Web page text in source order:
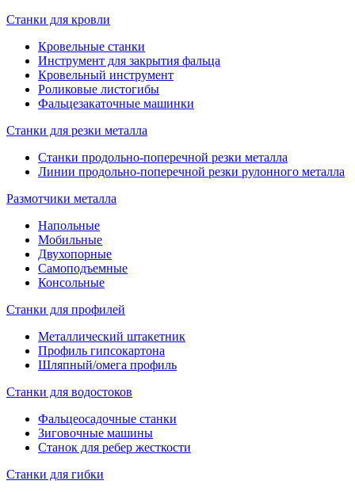
Станки для кровли
Кровельные станки
Инструмент для закрытия фальца
Кровельный инструмент
Роликовые листогибы
Фальцезакаточные машинки
Станки для резки металла
Станки продольно-поперечной резки металла
Линии продольно-поперечной резки рулонного металла
Размотчики металла
Напольные
Мобильные
Двухопорные
Самоподъемные
Консольные
Станки для профилей
Металлический штакетник
Профиль гипсокартона
Шляпный/омега профиль
Станки для водостоков
Фальцеосадочные станки
Зиговочные машины
Станок для ребер жесткости
Станки для гибки